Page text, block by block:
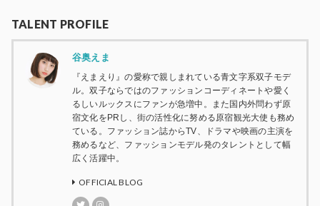
TALENT PROFILE
谷奥えま
『えまえり』の愛称で親しまれている青文字系双子モデ
ル。双子ならではのファッションコーディネートや愛く
るしいルックスにファンが急増中。また国内外問わず原
宿文化をPRし、街の活性化に努める原宿観光大使も務め
ている。ファッション誌からTV、ドラマや映画の主演を
務めるなど、ファッションモデル発のタレントとして幅
広く活躍中。
OFFICIAL BLOG